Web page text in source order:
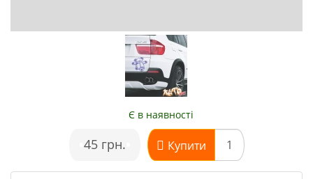
Є в наявності
45 грн. Купити